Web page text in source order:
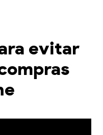
evitar